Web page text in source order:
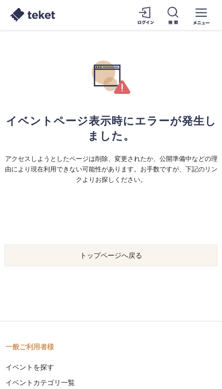
イベントページ表示時にエラーが発生し
ました。
アクセスしようとしたページは削除、変更されたか、公開準備中などの理
由により現在利用できない可能性があります。お手数ですが、下記のリン
クよりお探しください。
トップページへ戻る
一般ご利用者様
イベントを探す
イベントカテゴリ一覧